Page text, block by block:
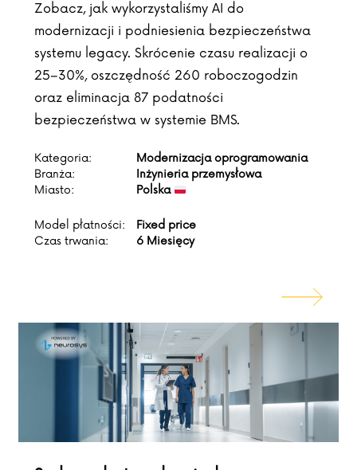
Zobacz, jak wykorzystaliśmy AI do
modernizacji i podniesienia bezpieczeństwa
systemu legacy. Skrócenie czasu realizacji o
25–30%, oszczędność 260 roboczogodzin
oraz eliminacja 87 podatności
bezpieczeństwa w systemie BMS.
Kategoria:
Modernizacja oprogramowania
Branża:
Inżynieria przemysłowa
Miasto:
Polska
Model płatności:
Fixed price
Czas trwania:
6 Miesięcy